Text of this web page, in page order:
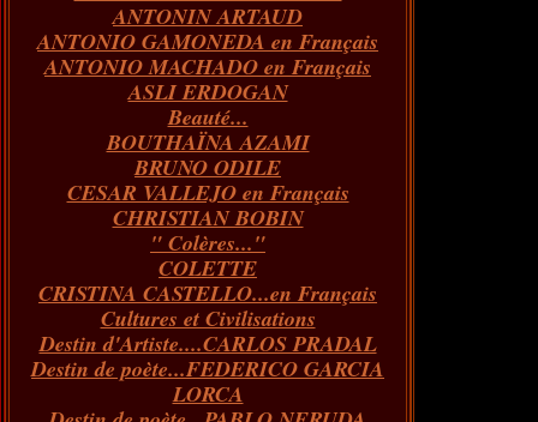
Janvier(73)
Février(55)
Janvier(43)
Mars(73)
Février(54)
Janvier(51)
Avril(73)
Mars(100)
Février(146)
Janvier(124)
ANTONIN ARTAUD
ANTONIO GAMONEDA en Français
ANTONIO MACHADO en Français
ASLI ERDOGAN
Beauté...
BOUTHAÏNA AZAMI
BRUNO ODILE
CESAR VALLEJO en Français
CHRISTIAN BOBIN
" Colères..."
COLETTE
CRISTINA CASTELLO...en Français
Cultures et Civilisations
Destin d'Artiste....CARLOS PRADAL
Destin de poète...FEDERICO GARCIA
LORCA